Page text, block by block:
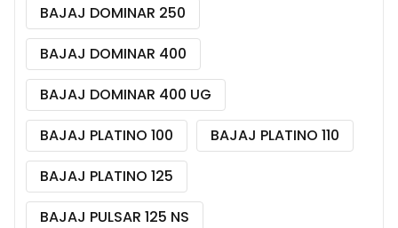
BAJAJ DOMINAR 250
BAJAJ DOMINAR 400
BAJAJ DOMINAR 400 UG
BAJAJ PLATINO 100
BAJAJ PLATINO 110
BAJAJ PLATINO 125
BAJAJ PULSAR 125 NS